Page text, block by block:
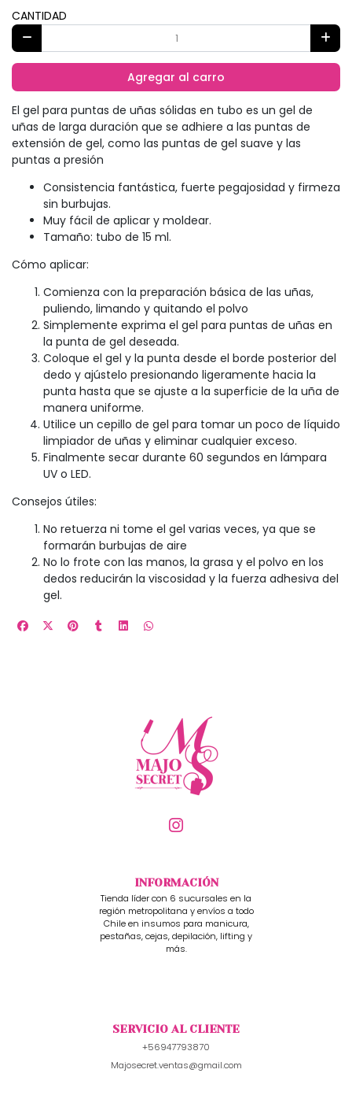
CANTIDAD
Agregar al carro
El gel para puntas de uñas sólidas en tubo es un gel de
uñas de larga duración que se adhiere a las puntas de
extensión de gel, como las puntas de gel suave y las
puntas a presión
Consistencia fantástica, fuerte pegajosidad y firmeza
sin burbujas.
Muy fácil de aplicar y moldear.
Tamaño: tubo de 15 ml.
Cómo aplicar:
Comienza con la preparación básica de las uñas,
puliendo, limando y quitando el polvo
Simplemente exprima el gel para puntas de uñas en
la punta de gel deseada.
Coloque el gel y la punta desde el borde posterior del
dedo y ajústelo presionando ligeramente hacia la
punta hasta que se ajuste a la superficie de la uña de
manera uniforme.
Utilice un cepillo de gel para tomar un poco de líquido
limpiador de uñas y eliminar cualquier exceso.
Finalmente secar durante 60 segundos en lámpara
UV o LED.
Consejos útiles:
No retuerza ni tome el gel varias veces, ya que se
formarán burbujas de aire
No lo frote con las manos, la grasa y el polvo en los
dedos reducirán la viscosidad y la fuerza adhesiva del
gel.
INFORMACIÓN
Tienda líder con 6 sucursales en la
región metropolitana y envíos a todo
Chile en insumos para manicura,
pestañas, cejas, depilación, lifting y
más.
SERVICIO AL CLIENTE
+56947793870
Majosecret.ventas@gmail.com